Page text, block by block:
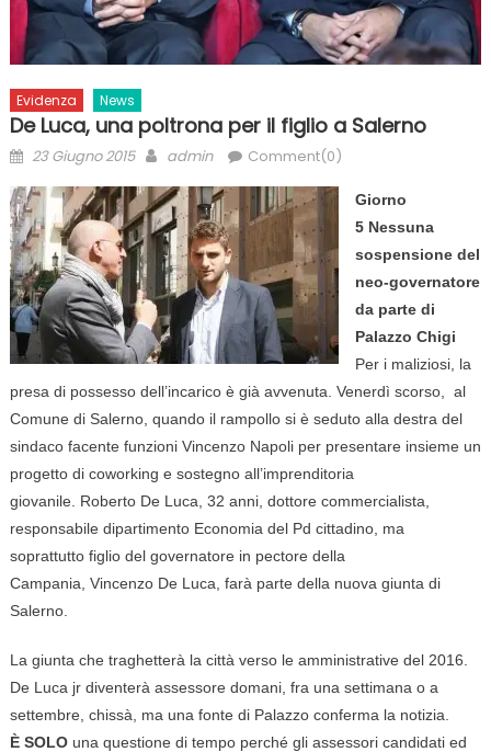
Evidenza News
De Luca, una poltrona per il figlio a Salerno
Posted
23 Giugno 2015 Author
admin Comment(0)
Giorno
5 Nessuna
sospensione del
neo-governatore
da parte di
Palazzo Chigi
Per i maliziosi, la
presa di possesso dell’incarico è già avvenuta. Venerdì scorso, al
Comune di Salerno, quando il rampollo si è seduto alla destra del
sindaco facente funzioni Vincenzo Napoli per presentare insieme un
progetto di coworking e sostegno all’imprenditoria
giovanile. Roberto De Luca, 32 anni, dottore commercialista,
responsabile dipartimento Economia del Pd cittadino, ma
soprattutto figlio del governatore in pectore della
Campania, Vincenzo De Luca, farà parte della nuova giunta di
Salerno.
La giunta che traghetterà la città verso le amministrative del 2016.
De Luca jr diventerà assessore domani, fra una settimana o a
settembre, chissà, ma una fonte di Palazzo conferma la notizia.
È SOLOuna questione di tempo perché gli assessori candidati ed